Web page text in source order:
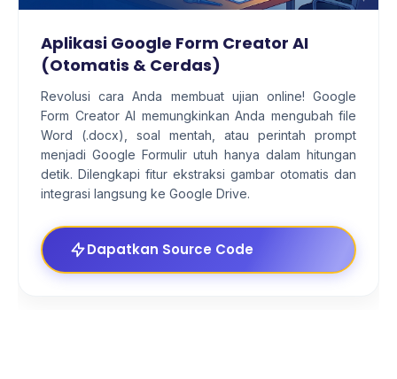
Aplikasi Google Form Creator AI
(Otomatis & Cerdas)
Revolusi cara Anda membuat ujian online! Google
Form Creator AI memungkinkan Anda mengubah file
Word (.docx), soal mentah, atau perintah prompt
menjadi Google Formulir utuh hanya dalam hitungan
detik. Dilengkapi fitur ekstraksi gambar otomatis dan
integrasi langsung ke Google Drive.
Dapatkan Source Code